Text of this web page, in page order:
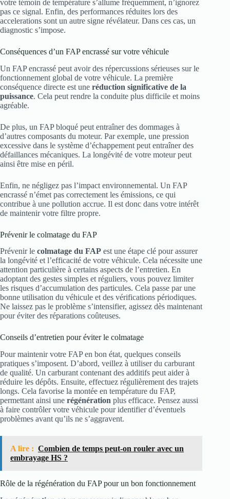
votre témoin de température s’allume fréquemment, n’ignorez
pas ce signal. Enfin, des performances réduites lors des
accelerations sont un autre signe révélateur. Dans ces cas, un
diagnostic s’impose.
Conséquences d’un FAP encrassé sur votre véhicule
Un FAP encrassé peut avoir des répercussions sérieuses sur le
fonctionnement global de votre véhicule. La première
conséquence directe est une réduction significative de la
puissance. Cela peut rendre la conduite plus difficile et moins
agréable.
De plus, un FAP bloqué peut entraîner des dommages à
d’autres composants du moteur. Par exemple, une pression
excessive dans le système d’échappement peut entraîner des
défaillances mécaniques. La longévité de votre moteur peut
ainsi être mise en péril.
Enfin, ne négligez pas l’impact environnemental. Un FAP
encrassé n’émet pas correctement les émissions, ce qui
contribue à une pollution accrue. Il est donc dans votre intérêt
de maintenir votre filtre propre.
Prévenir le colmatage du FAP
Prévenir le colmatage du FAP est une étape clé pour assurer
la longévité et l’efficacité de votre véhicule. Cela nécessite une
attention particulière à certains aspects de l’entretien. En
adoptant des gestes simples et réguliers, vous pouvez limiter
les risques d’accumulation des particules. Cela passe par une
bonne utilisation du véhicule et des vérifications périodiques.
Ne laissez pas le problème s’intensifier, agissez dès maintenant
pour éviter des réparations coûteuses.
Conseils d’entretien pour éviter le colmatage
Pour maintenir votre FAP en bon état, quelques conseils
pratiques s’imposent. D’abord, veillez à utiliser du carburant
de qualité. Un carburant contenant des additifs peut aider à
réduire les dépôts. Ensuite, effectuez régulièrement des trajets
longs. Cela favorise la montée en température du FAP,
permettant ainsi une régénération plus efficace. Pensez aussi
à faire contrôler votre véhicule pour identifier d’éventuels
problèmes avant qu’ils ne s’aggravent.
A lire : Combien de temps peut-on rouler avec un
embrayage HS ?
Rôle de la régénération du FAP pour un bon fonctionnement